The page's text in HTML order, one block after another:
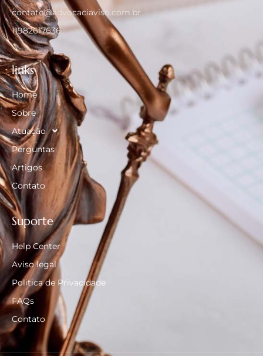
contato@advocaciaviso.com.br
11982617636
links
Home
Sobre
Atuação
Perguntas
Artigos
Contato
Suporte
Help Center
Aviso legal
Politica de Privacidade
FAQs
Contato